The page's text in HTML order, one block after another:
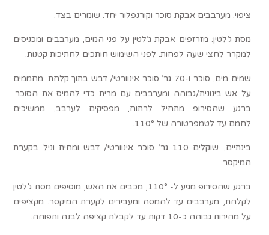
ציפוי: מערבבים אבקת סוכר וקורנפלור יחד. שומרים בצד.
מסת ג’לטין: מזרזפים אבקת ג’לטין על פני המים, מערבבים ומכניסים
למקרר לחצי שעה לפחות. לפני השימוש חותכים לחתיכות קטנות.
שמים מים, סוכר ו-70 גר’ סוכר אינוורטי/ דבש בתוך קלחת. מחממים
על אש בינונית/גבוהה ומערבבים עם מרית כדי להמיס את הסוכר.
ברגע שהסירופ מתחיל לרתוח, מפסיקים לערבב, ממשיכים
לחמם עד לטמפרטורה של 110°.
בינתיים, שוקלים 110 גר’ סוכר אינוורטי/ דבש ומחית וניל בקערת
המיקסר.
ברגע שהסירופ מגיע ל- 110°, מכבים את האש, מוסיפים מסת ג’לטין
לקלחת, מערבבים עד להמסה ומעבירים לקערת המיקסר. מקציפים
על מהירות גבוהה כ-10 דקות עד לקבלת קציפה לבנה ותפוחה.